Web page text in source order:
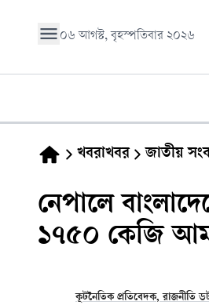
০৬ আগস্ট, বৃহস্পতিবার ২০২৬
খবরাখবর জাতীয়
নেপালে
১৭৫০ কেজি
কূটনৈতিক প্রতিবেদক, রাজনীতি